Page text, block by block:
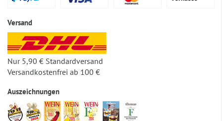
Versand
Nur 5,90 € Standardversand
Versandkostenfrei ab 100 €
Auszeichnungen